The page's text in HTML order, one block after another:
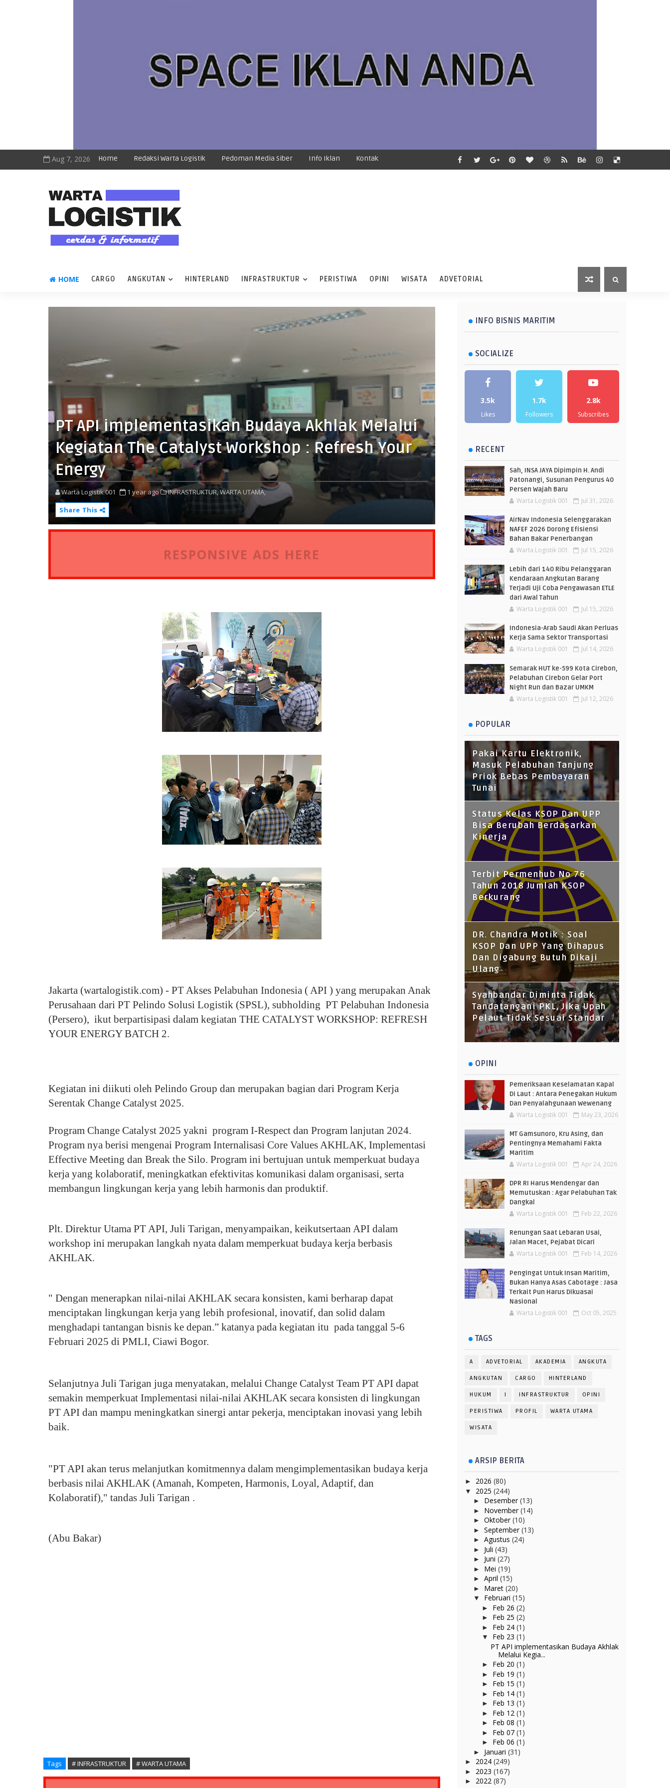
Aug 7, 2026 Home Redaksi Warta Logistik Pedoman Media Siber Info Iklan Kontak
HOME CARGO ANGKUTAN HINTERLAND INFRASTRUKTUR PERISTIWA OPINI WISATA ADVETORIAL
PT API implementasikan Budaya Akhlak Melalui
Kegiatan The Catalyst Workshop : Refresh Your
Energy
Warta Logistik 001 1 year ago INFRASTRUKTUR,WARTA UTAMA,
Share This
RESPONSIVE ADS HERE
Jakarta (wartalogistik.com) - PT Akses Pelabuhan Indonesia ( API ) yang merupakan Anak
Perusahaan dari PT Pelindo Solusi Logistik (SPSL), subholding PT Pelabuhan Indonesia
(Persero), ikut berpartisipasi dalam kegiatan THE CATALYST WORKSHOP: REFRESH
YOUR ENERGY BATCH 2.
Kegiatan ini diikuti oleh Pelindo Group dan merupakan bagian dari Program Kerja
Serentak Change Catalyst 2025.
Program Change Catalyst 2025 yakni program I-Respect dan Program lanjutan 2024.
Program nya berisi mengenai Program Internalisasi Core Values AKHLAK, Implementasi
Effective Meeting dan Break the Silo. Program ini bertujuan untuk memperkuat budaya
kerja yang kolaboratif, meningkatkan efektivitas komunikasi dalam organisasi, serta
membangun lingkungan kerja yang lebih harmonis dan produktif.
Plt. Direktur Utama PT API, Juli Tarigan, menyampaikan, keikutsertaan API dalam
workshop ini merupakan langkah nyata dalam memperkuat budaya kerja berbasis
AKHLAK.
" Dengan menerapkan nilai-nilai AKHLAK secara konsisten, kami berharap dapat
menciptakan lingkungan kerja yang lebih profesional, inovatif, dan solid dalam
menghadapi tantangan bisnis ke depan.” katanya pada kegiatan itu pada tanggal 5-6
Februari 2025 di PMLI, Ciawi Bogor.
Selanjutnya Juli Tarigan juga menyatakan, melalui Change Catalyst Team PT API dapat
semakin memperkuat Implementasi nilai-nilai AKHLAK secara konsisten di lingkungan
PT API dan mampu meningkatkan sinergi antar pekerja, menciptakan inovasi yang lebih
baik.
"PT API akan terus melanjutkan komitmennya dalam mengimplementasikan budaya kerja
berbasis nilai AKHLAK (Amanah, Kompeten, Harmonis, Loyal, Adaptif, dan
Kolaboratif)," tandas Juli Tarigan .
(Abu Bakar)
Tags # INFRASTRUKTUR # WARTA UTAMA
INFO BISNIS MARITIM
SOCIALIZE
3.5k
Likes
1.7k
Followers
2.8k
Subscribes
RECENT
Sah, INSA JAYA Dipimpin H. Andi
Patonangi, Susunan Pengurus 40
Persen Wajah Baru
Warta Logistik 001 Jul 31, 2026
AirNav Indonesia Selenggarakan
NAFEF 2026 Dorong Efisiensi
Bahan Bakar Penerbangan
Warta Logistik 001 Jul 15, 2026
Lebih dari 140 Ribu Pelanggaran
Kendaraan Angkutan Barang
Terjadi Uji Coba Pengawasan ETLE
dari Awal Tahun
Warta Logistik 001 Jul 15, 2026
Indonesia-Arab Saudi Akan Perluas
Kerja Sama Sektor Transportasi
Warta Logistik 001 Jul 14, 2026
Semarak HUT ke-599 Kota Cirebon,
Pelabuhan Cirebon Gelar Port
Night Run dan Bazar UMKM
Warta Logistik 001 Jul 12, 2026
POPULAR
Pakai Kartu Elektronik,
Masuk Pelabuhan Tanjung
Priok Bebas Pembayaran
Tunai
Status Kelas KSOP Dan UPP
Bisa Berubah Berdasarkan
Kinerja
Terbit Permenhub No 76
Tahun 2018 Jumlah KSOP
Berkurang
DR. Chandra Motik : Soal
KSOP Dan UPP Yang Dihapus
Dan Digabung Butuh Dikaji
Ulang
Syahbandar Diminta Tidak
Tandatangani PKL, Jika Upah
Pelaut Tidak Sesuai Standar
OPINI
Pemeriksaan Keselamatan Kapal
Di Laut : Antara Penegakan Hukum
Dan Penyalahgunaan Wewenang
Warta Logistik 001 May 23, 2026
MT Gamsunoro, Kru Asing, dan
Pentingnya Memahami Fakta
Maritim
Warta Logistik 001 Apr 24, 2026
DPR RI Harus Mendengar dan
Memutuskan : Agar Pelabuhan Tak
Dangkal
Warta Logistik 001 Feb 22, 2026
Renungan Saat Lebaran Usai,
Jalan Macet, Pejabat Dicari
Warta Logistik 001 Feb 14, 2026
Pengingat Untuk Insan Maritim,
Bukan Hanya Asas Cabotage : Jasa
Terkait Pun Harus Dikuasai
Nasional
Warta Logistik 001 Oct 05, 2025
TAGS
A ADVETORIAL AKADEMIA ANGKUTA
ANGKUTAN CARGO HINTERLAND
HUKUM I INFRASTRUKTUR OPINI
PERISTIWA PROFIL WARTA UTAMA
WISATA
ARSIP BERITA
► 2026 (80)
▼ 2025 (244)
► Desember(13)
► November(14)
► Oktober(10)
► September(13)
► Agustus (24)
► Juli (43)
► Juni (27)
► Mei (19)
► April (15)
► Maret (20)
▼ Februari (15)
► Feb 26 (2)
► Feb 25 (2)
► Feb 24 (1)
▼ Feb 23 (1)
PT API implementasikan Budaya Akhlak
Melalui Kegia...
► Feb 20 (1)
► Feb 19 (1)
► Feb 15 (1)
► Feb 14 (1)
► Feb 13 (1)
► Feb 12 (1)
► Feb 08 (1)
► Feb 07 (1)
► Feb 06 (1)
► Januari (31)
► 2024 (249)
► 2023 (167)
► 2022 (87)